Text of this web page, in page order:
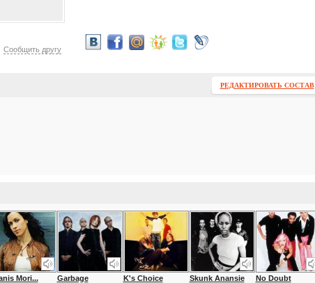
Сообщить другу
РЕДАКТИРОВАТЬ СОСТАВ
Mori... Garbage K's Choice Skunk Anansie
No Doubt